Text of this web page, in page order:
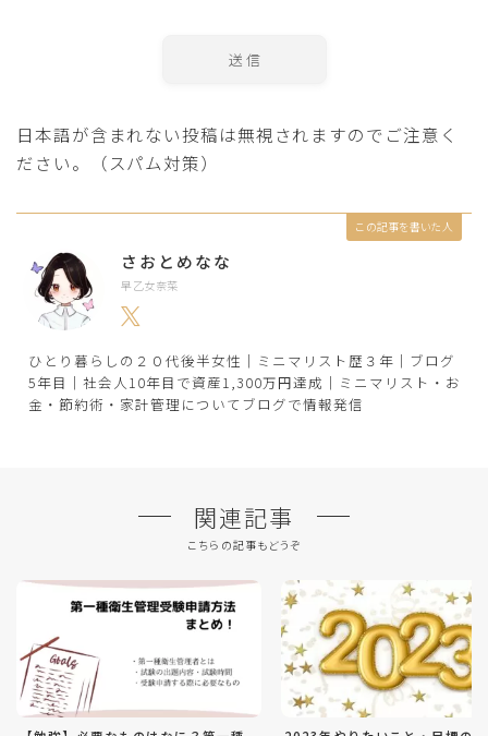
日本語が含まれない投稿は無視されますのでご注意く
ださい。（スパム対策）
この記事を書いた人
さおとめなな
早乙女奈菜
ひとり暮らしの２０代後半女性｜ミニマリスト歴３年｜ブログ
5年目｜社会人10年目で資産1,300万円達成｜ミニマリスト・お
金・節約術・家計管理についてブログで情報発信
関連記事
こちらの記事もどうぞ